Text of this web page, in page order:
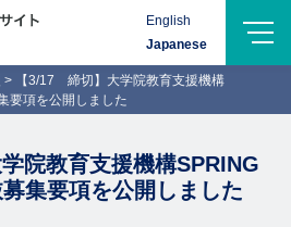
English
Japanese
>
【3/17 締切】大学院教育支援機構
要項を公開しました
院教育支援機構SPRING
集要項を公開しました